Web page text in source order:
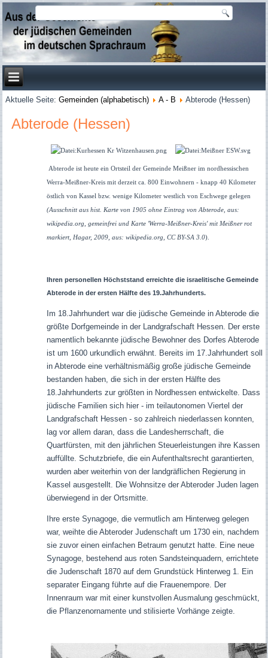
Aktuelle Seite:Gemeinden (alphabetisch) A - B Abterode (Hessen)
Abterode (Hessen)
Abterode ist heute ein Ortsteil der Gemeinde Meißner im nordhessischen
Werra-Meißner-Kreis mit derzeit ca. 800 Einwohnern - knapp 40 Kilometer
östlich von Kassel bzw. wenige Kilometer westlich von Eschwege gelegen
(Ausschnitt aus hist. Karte von 1905 ohne Eintrag von Abterode, aus:
wikipedia.org, gemeinfrei und Karte 'Werra-Meißner-Kreis' mit Meißner rot
markiert, Hagar, 2009, aus: wikipedia.org, CC BY-SA 3.0).
Ihren personellen Höchststand erreichte die israelitische Gemeinde
Abterode in der ersten Hälfte des 19.Jahrhunderts.
Im 18.Jahrhundert war die jüdische Gemeinde in Abterode die
größte Dorfgemeinde in der Landgrafschaft Hessen.
Der erste
namentlich bekannte jüdische Bewohner des Dorfes Abterode
ist um 1600 urkundlich erwähnt. Bereits im 17.Jahrhundert soll
in Abterode eine verhältnismäßig große jüdische Gemeinde
bestanden haben, die sich in der ersten Hälfte des
18.Jahrhunderts zur größten in Nordhessen entwickelte. Dass
jüdische Familien sich hier - im teilautonomen Viertel der
Landgrafschaft Hessen - so zahlreich niederlassen konnten,
lag vor allem daran, dass die Landesherrschaft, die
Quartfürsten, mit den jährlichen Steuerleistungen ihre Kassen
auffüllte. Schutzbriefe, die ein Aufenthaltsrecht garantierten,
wurden aber weiterhin von der landgräflichen Regierung in
Kassel ausgestellt. Die Wohnsitze der Abteroder Juden lagen
überwiegend in der Ortsmitte.
Ihre erste Synagoge, die vermutlich am Hinterweg gelegen
war, weihte die Abteroder Judenschaft um 1730 ein, nachdem
sie zuvor einen einfachen Betraum genutzt hatte. Eine neue
Synagoge, bestehend aus roten Sandsteinquadern, errichtete
die Judenschaft 1870 auf dem Grundstück Hinterweg 1. Ein
separater Eingang führte auf die Frauenempore. Der
Innenraum war mit einer kunstvollen Ausmalung geschmückt,
die Pflanzenornamente und stilisierte Vorhänge zeigte.